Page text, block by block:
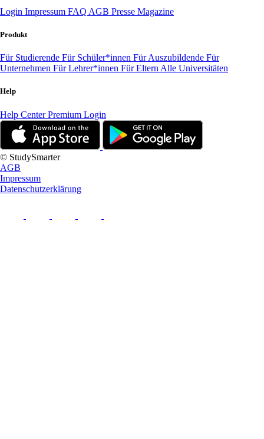
Login Impressum FAQ AGB Presse Magazine
Produkt
Für Studierende Für Schüler*innen Für Auszubildende Für
Unternehmen Für Lehrer*innen Für Eltern Alle Universitäten
Help
Help CenterPremium Login
© StudySmarter
AGB
Impressum
Datenschutzerklärung